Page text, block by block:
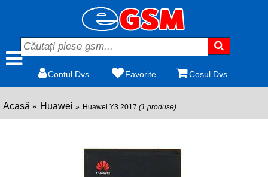
Contul Dvs. Favorite Coșul Dvs.
Acasă Huawei Huawei Y3 2017 (1 produse)